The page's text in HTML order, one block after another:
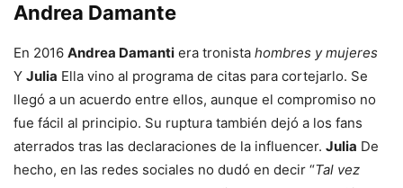
Andrea Damante
En 2016 Andrea Damanti era tronista hombres y mujeres
Y Julia Ella vino al programa de citas para cortejarlo. Se
llegó a un acuerdo entre ellos, aunque el compromiso no
fue fácil al principio. Su ruptura también dejó a los fans
aterrados tras las declaraciones de la influencer. Julia De
hecho, en las redes sociales no dudó en decir “Tal vez